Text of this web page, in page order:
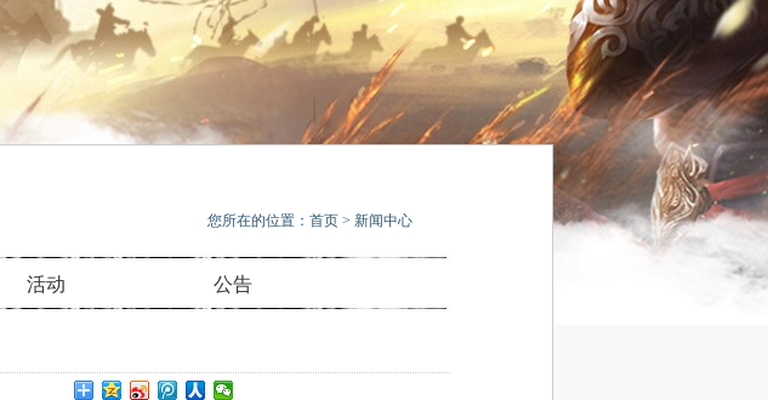
您所在的位置： 首页 > 新闻中心
活动 公告